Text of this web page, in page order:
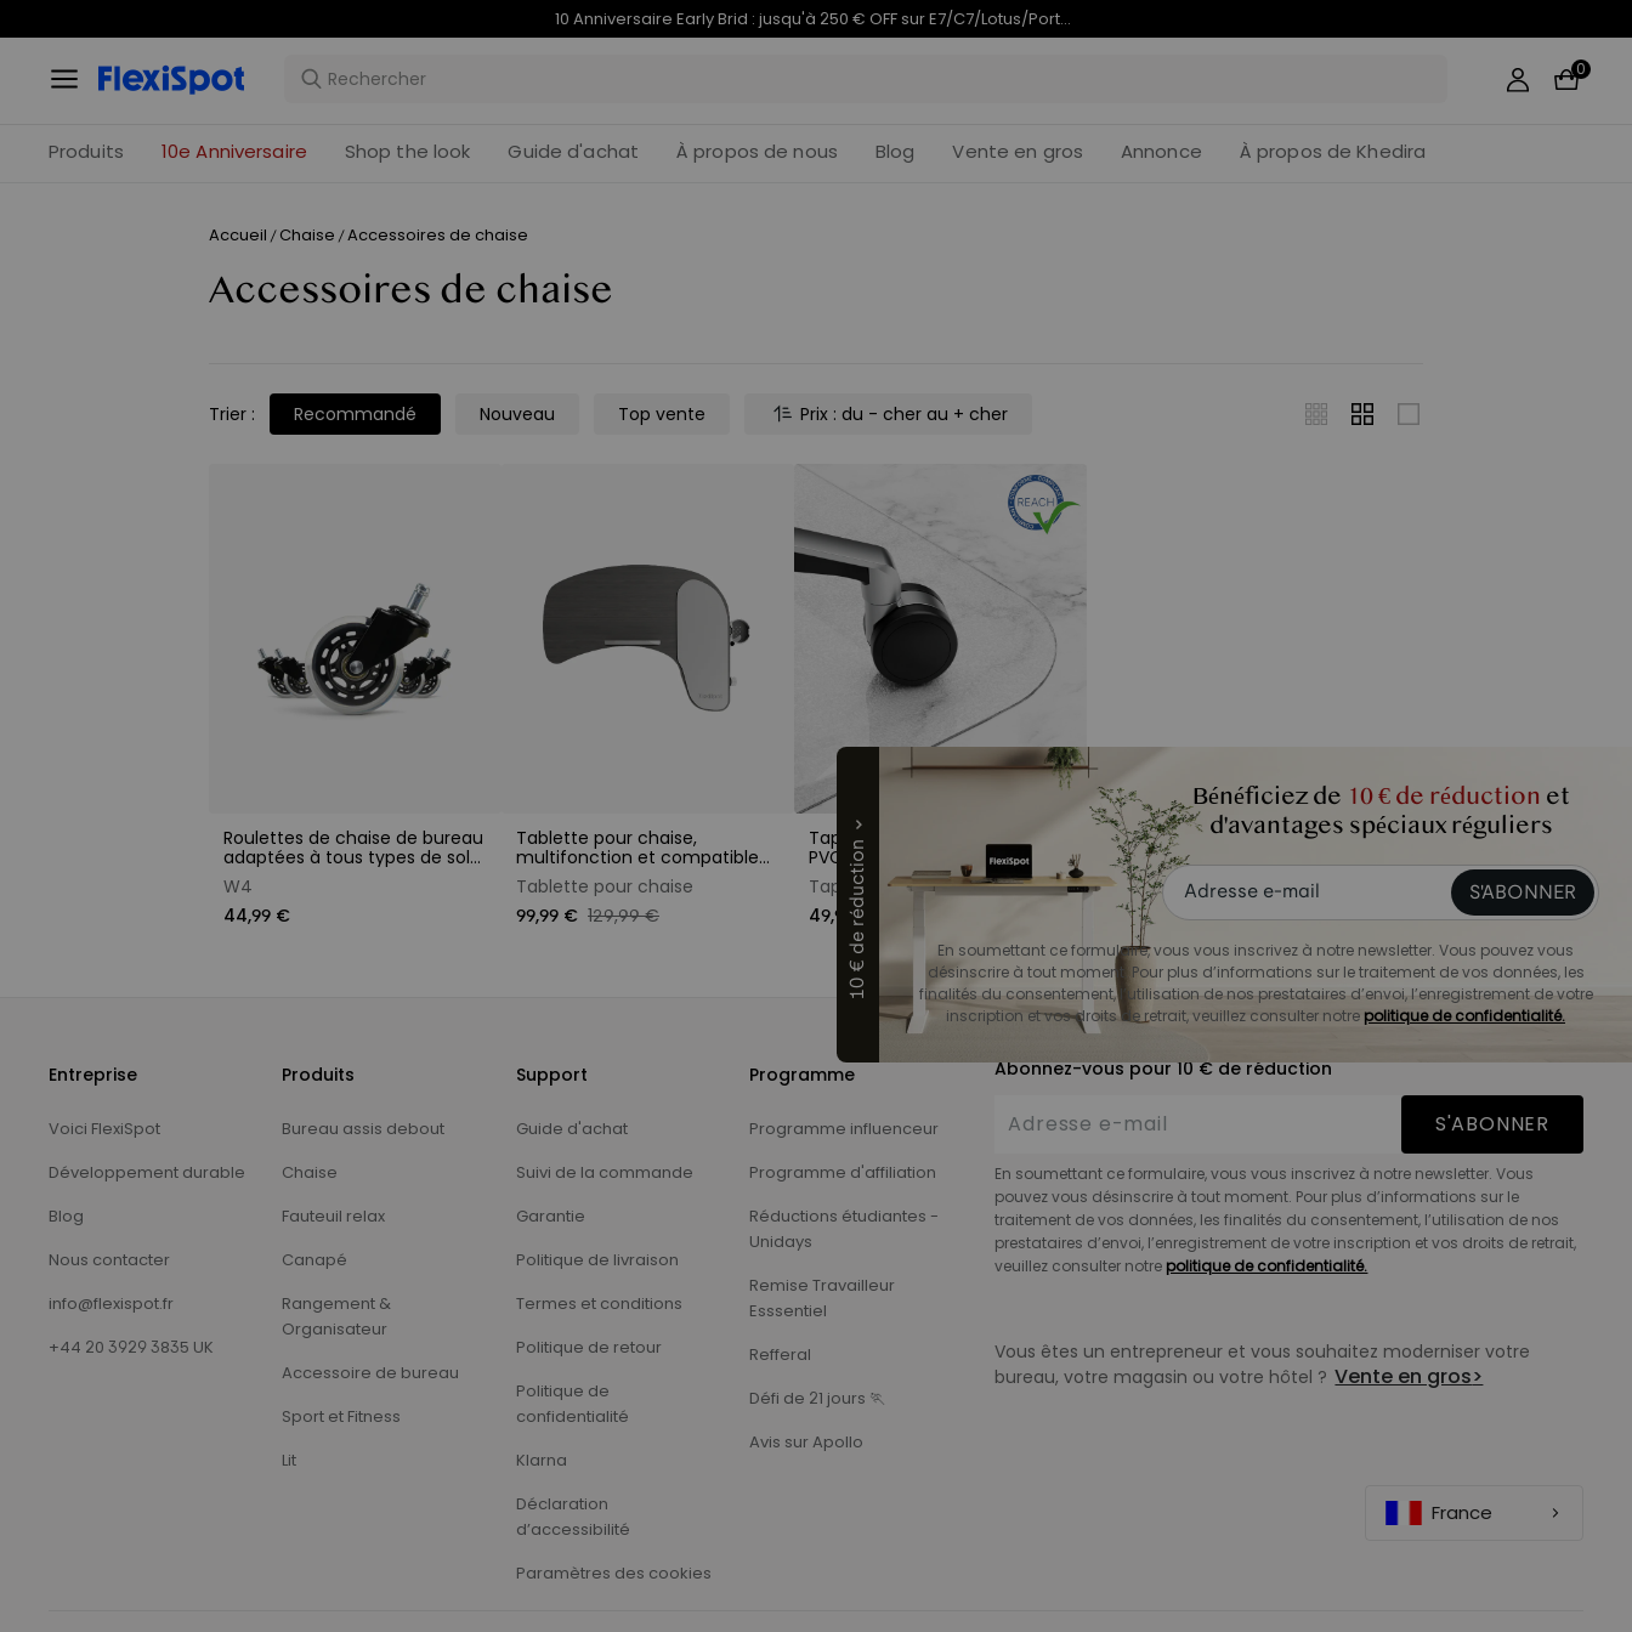
10 Anniversaire Early Brid : jusqu'à 250 € OFF sur E7/C7/Lotus/PortaGo | 1–17 août
0
Produits 10e Anniversaire Shop the look Guide d'achat À propos de nous Blog Vente en gros Annonce À propos de Khedira
Accueil / Chaise /Accessoires de chaise
Accessoires de chaise
Trier : Recommandé Nouveau Top vente Prix : du - cher au + cher
​Roulettes de chaise de bureau
adaptées à tous types de sols,
M11x22 mm
W4
44,99 €
Tablette pour chaise,
multifonction et compatible
ordinateur portable
Tablette pour chaise
99,99 € 129,99 €
Tapis de chaise de bureau en
PVC, pour tous types de sols
Tapis de chaise
49,99 €
Entreprise
Voici FlexiSpot
Développement durable
Blog
Nous contacter
info@flexispot.fr
+44 20 3929 3835 UK
Produits
Bureau assis debout
Chaise
Fauteuil relax
Canapé
Rangement &
Organisateur
Accessoire de bureau
Sport et Fitness
Lit
Support
Guide d'achat
Suivi de la commande
Garantie
Politique de livraison
Termes et conditions
Politique de retour
Politique de
confidentialité
Klarna
Déclaration
d’accessibilité
Paramètres des cookies
Programme
Programme influenceur
Programme d'affiliation
Réductions étudiantes -
Unidays
Remise Travailleur
Esssentiel
Refferal
Défi de 21 jours 🏃‍
Avis sur Apollo
Abonnez-vous pour 10 € de réduction
S'ABONNER
En soumettant ce formulaire, vous vous inscrivez à notre newsletter. Vous
pouvez vous désinscrire à tout moment. Pour plus d’informations sur le
traitement de vos données, les finalités du consentement, l’utilisation de nos
prestataires d’envoi, l’enregistrement de votre inscription et vos droits de retrait,
veuillez consulter notre politique de confidentialité.
Vous êtes un entrepreneur et vous souhaitez moderniser votre
bureau, votre magasin ou votre hôtel ? Vente en gros>
France
10 € de réduction
Bénéficiez de 10 € de réduction et
d'avantages spéciaux réguliers
S'ABONNER
En soumettant ce formulaire, vous vous inscrivez à notre newsletter. Vous pouvez vous
désinscrire à tout moment. Pour plus d’informations sur le traitement de vos données, les
finalités du consentement, l’utilisation de nos prestataires d’envoi, l’enregistrement de votre
inscription et vos droits de retrait, veuillez consulter notre politique de confidentialité.